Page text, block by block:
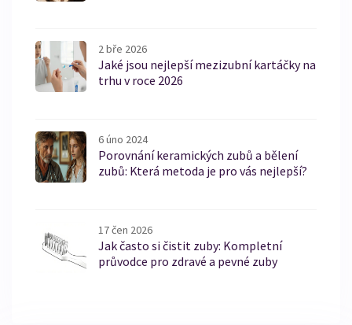
2 bře 2026
Jaké jsou nejlepší mezizubní kartáčky na
trhu v roce 2026
6 úno 2024
Porovnání keramických zubů a bělení
zubů: Která metoda je pro vás nejlepší?
17 čen 2026
Jak často si čistit zuby: Kompletní
průvodce pro zdravé a pevné zuby